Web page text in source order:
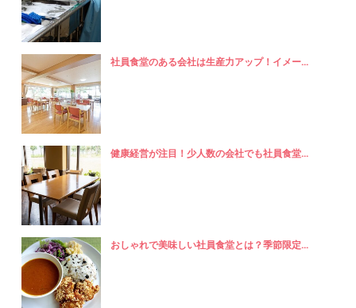
社員食堂のある会社は生産力アップ！イメー...
健康経営が注目！少人数の会社でも社員食堂...
おしゃれで美味しい社員食堂とは？季節限定...